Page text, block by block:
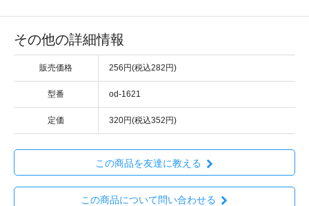
その他の詳細情報
販売価格 256円(税込282円)
型番 od-1621
定価 320円(税込352円)
この商品を友達に教える
この商品について問い合わせる